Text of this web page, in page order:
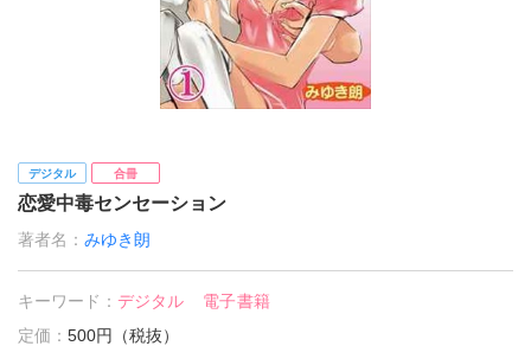
デジタル 合冊
恋愛中毒センセーション
著者名：みゆき朗
キーワード：デジタル
電子書籍
定価：500円（税抜）